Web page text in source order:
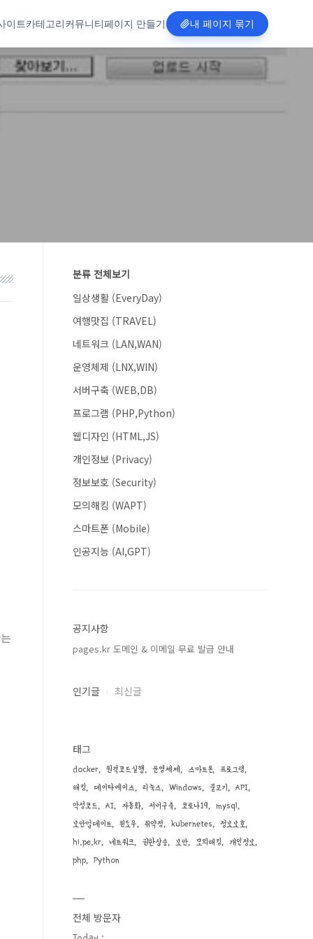
이트카테고리커뮤니티페이지 만들기 내 페이지 묶기
분류 전체보기
일상생활 (EveryDay)
여행맛집 (TRAVEL)
네트워크 (LAN,WAN)
운영체제 (LNX,WIN)
서버구축 (WEB,DB)
프로그램 (PHP,Python)
웹디자인 (HTML,JS)
개인정보 (Privacy)
정보보호 (Security)
모의해킹 (WAPT)
스마트폰 (Mobile)
인공지능 (AI,GPT)
공지사항
pages.kr 도메인 & 이메일 무료 발급 안내
인기글 최신글
태그
docker 원격코드실행 운영체제 스마트폰
프로그램
해킹
데이타베이스 리눅스 Windows 물고기
API
악성코드
AI 자동화 서버구축 코로나19
mysql
보안업데이트
윈도우 취약점 kubernetes
정보보호
hi.pe.kr
네트워크 권한상승 보안 모의해킹
개인정보
php
Python
전체 방문자